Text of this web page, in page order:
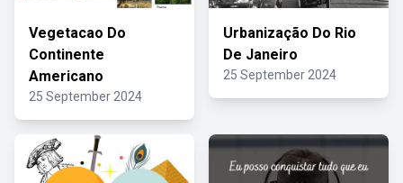
Vegetacao Do
Continente
Americano
25 September 2024
Urbanização Do Rio
De Janeiro
25 September 2024